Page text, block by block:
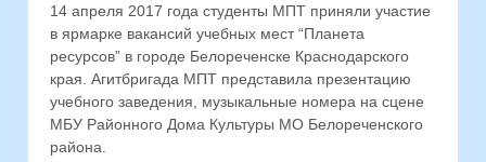
14 апреля 2017 года студенты МПТ приняли участие
в ярмарке вакансий учебных мест “Планета
ресурсов” в городе Белореченске Краснодарского
края. Агитбригада МПТ представила презентацию
учебного заведения, музыкальные номера на сцене
МБУ Районного Дома Культуры МО Белореченского
района.